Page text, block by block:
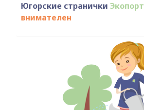
Югорские странички Экопорт
внимателен